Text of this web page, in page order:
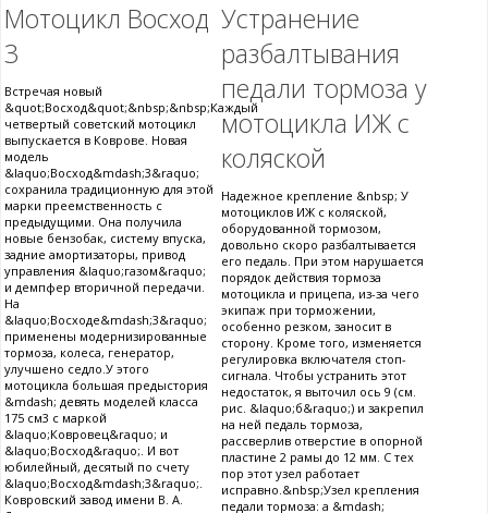
Мотоцикл Восход
3
Встречая новый
&quot;Восход&quot;&nbsp;&nbsp;Каждый
четвертый советский мотоцикл
выпускается в Коврове. Новая
модель
&laquo;Восход&mdash;3&raquo;
сохранила традиционную для этой
марки преемственность с
предыдущими. Она получила
новые бензобак, систему впуска,
задние амортизаторы, привод
управления &laquo;газом&raquo;
и демпфер вторичной передачи.
На
&laquo;Восходе&mdash;3&raquo;
применены модернизированные
тормоза, колеса, генератор,
улучшено седло.У этого
мотоцикла большая предыстория
&mdash; девять моделей класса
175 см3 с маркой
&laquo;Ковровец&raquo; и
&laquo;Восход&raquo;. И вот
юбилейный, десятый по счету
&laquo;Восход&mdash;3&raquo;.
Ковровский завод имени В. А.
Устранение
разбалтывания
педали тормоза у
мотоцикла ИЖ с
коляской
Надежное крепление &nbsp; У
мотоциклов ИЖ с коляской,
оборудованной тормозом,
довольно скоро разбалтывается
его педаль. При этом нарушается
порядок действия тормоза
мотоцикла и прицепа, из-за чего
экипаж при торможении,
особенно резком, заносит в
сторону. Кроме того, изменяется
регулировка включателя стоп-
сигнала. Чтобы устранить этот
недостаток, я выточил ось 9 (см.
рис. &laquo;б&raquo;) и закрепил
на ней педаль тормоза,
рассверлив отверстие в опорной
пластине 2 рамы до 12 мм. С тех
пор этот узел работает
исправно.&nbsp;Узел крепления
педали тормоза: а &mdash;